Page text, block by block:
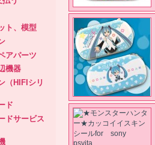
ト、模型
アパーツ
機器
（HIFIシリ
ド
ドサービス